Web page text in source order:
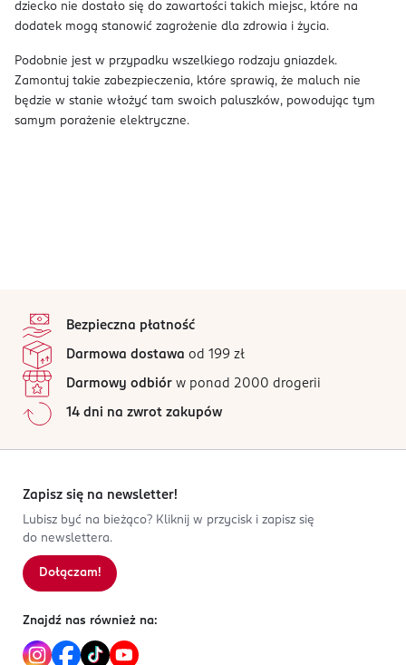
dziecko nie dostało się do zawartości takich miejsc, które na
dodatek mogą stanowić zagrożenie dla zdrowia i życia.
Podobnie jest w przypadku wszelkiego rodzaju gniazdek.
Zamontuj takie zabezpieczenia, które sprawią, że maluch nie
będzie w stanie włożyć tam swoich paluszków, powodując tym
samym porażenie elektryczne.
Bezpieczna płatność
Darmowa dostawa od 199 zł
Darmowy odbiór w ponad 2000 drogerii
14 dni na zwrot zakupów
Zapisz się na newsletter!
Lubisz być na bieżąco? Kliknij w przycisk i zapisz się
do newslettera.
Dołączam!
Znajdź nas również na: